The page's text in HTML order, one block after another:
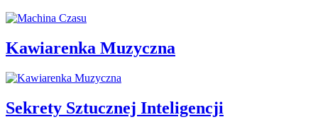
Kawiarenka Muzyczna
Sekrety Sztucznej Inteligencji